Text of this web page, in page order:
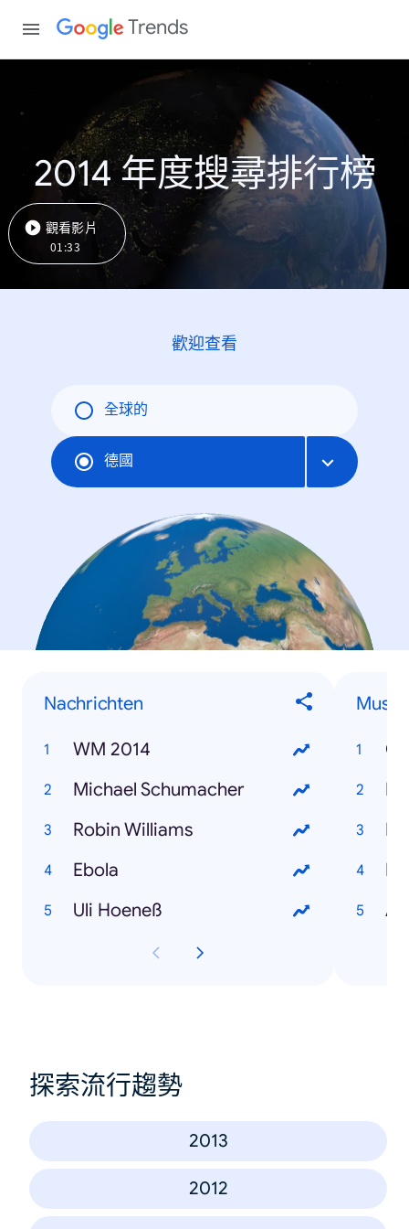
Trends
2014 年度搜尋排行榜
觀看影片
01:33
歡迎查看
全球的
德國
Nachrichten
WM 2014
Michael Schumacher
Robin Williams
Ebola
Uli Hoeneß
Musik
探索流行趨勢
2013
2012